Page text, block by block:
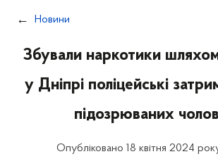
Новини
Збували наркотики
у Дніпрі поліцейські
підозрюваних
Опубліковано 18 квітня 2024